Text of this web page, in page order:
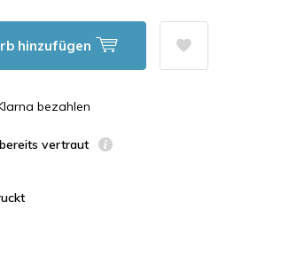
hinzufügen
bezahlen
vertraut